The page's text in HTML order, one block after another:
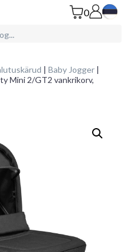
0
| Baby Jogger |
Mini 2/GT2 vankrikorv,